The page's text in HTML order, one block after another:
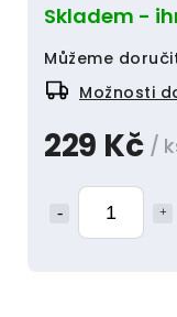
229 Kč /
Skladem -
Můžeme
Možnosti